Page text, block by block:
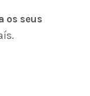
os seus